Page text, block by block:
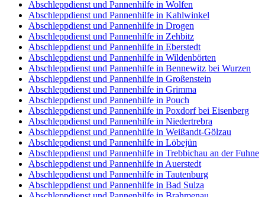
Abschleppdienst und Pannenhilfe in Wolfen
Abschleppdienst und Pannenhilfe in Kahlwinkel
Abschleppdienst und Pannenhilfe in Drogen
Abschleppdienst und Pannenhilfe in Zehbitz
Abschleppdienst und Pannenhilfe in Eberstedt
Abschleppdienst und Pannenhilfe in Wildenbörten
Abschleppdienst und Pannenhilfe in Bennewitz bei Wurzen
Abschleppdienst und Pannenhilfe in Großenstein
Abschleppdienst und Pannenhilfe in Grimma
Abschleppdienst und Pannenhilfe in Pouch
Abschleppdienst und Pannenhilfe in Poxdorf bei Eisenberg
Abschleppdienst und Pannenhilfe in Niedertrebra
Abschleppdienst und Pannenhilfe in Weißandt-Gölzau
Abschleppdienst und Pannenhilfe in Löbejün
Abschleppdienst und Pannenhilfe in Trebbichau an der Fuhne
Abschleppdienst und Pannenhilfe in Auerstedt
Abschleppdienst und Pannenhilfe in Tautenburg
Abschleppdienst und Pannenhilfe in Bad Sulza